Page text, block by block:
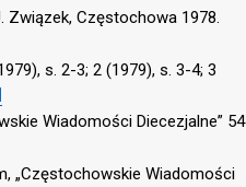
Związek, Częstochowa 1978.
s. 2-3; 2 (1979), s. 3-4; 3
Wiadomości Diecezjalne” 54
„Częstochowskie Wiadomości